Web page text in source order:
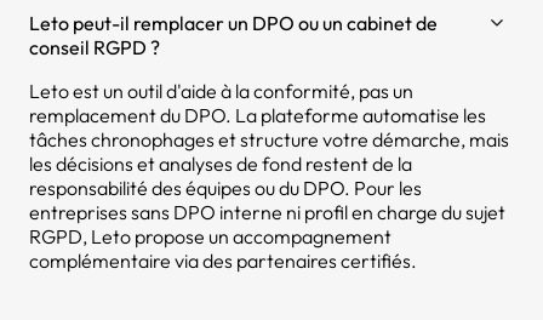
Leto peut-il remplacer un DPO ou un cabinet de
conseil RGPD ?
Leto est un outil d'aide à la conformité, pas un
remplacement du DPO. La plateforme automatise les
tâches chronophages et structure votre démarche, mais
les décisions et analyses de fond restent de la
responsabilité des équipes ou du DPO. Pour les
entreprises sans DPO interne ni profil en charge du sujet
RGPD, Leto propose un accompagnement
complémentaire via des partenaires certifiés.